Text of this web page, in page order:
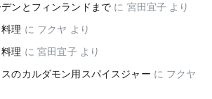
ンとフィンランドまで に 宮田宜子 より
理 に フクヤ より
理 に宮田宜子 より
のカルダモン用スパイスジャー に フクヤ